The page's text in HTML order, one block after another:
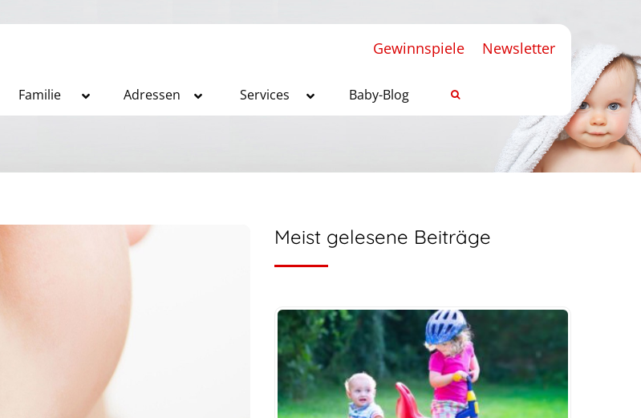
Gewinnspiele Newsletter
Familie Adressen Services Baby-Blog
Meist gelesene Beiträge